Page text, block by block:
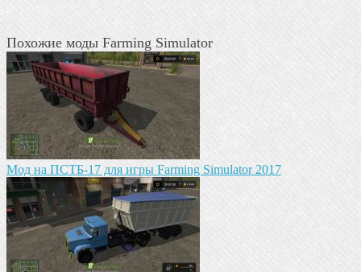
Похожие моды Farming Simulator
Мод на ПСТБ-17 для игры Farming Simulator 2017